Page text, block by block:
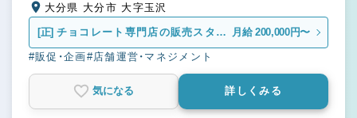
大分県 大分市 大字玉沢
[正] チョコレート専門店の販売スタッ
フ
月給 200,000円〜
#販促・企画#店舗運営・マネジメント
気になる 詳しくみる